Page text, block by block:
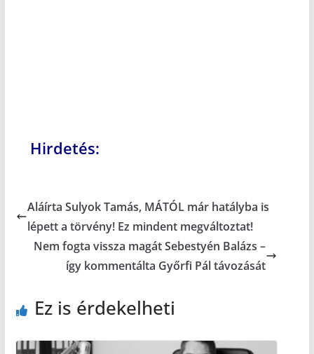
Hirdetés:
Aláírta Sulyok Tamás, MÁTÓL már hatályba is
lépett a törvény! Ez mindent megváltoztat!
Nem fogta vissza magát Sebestyén Balázs –
így kommentálta Győrfi Pál távozását
Ez is érdekelheti